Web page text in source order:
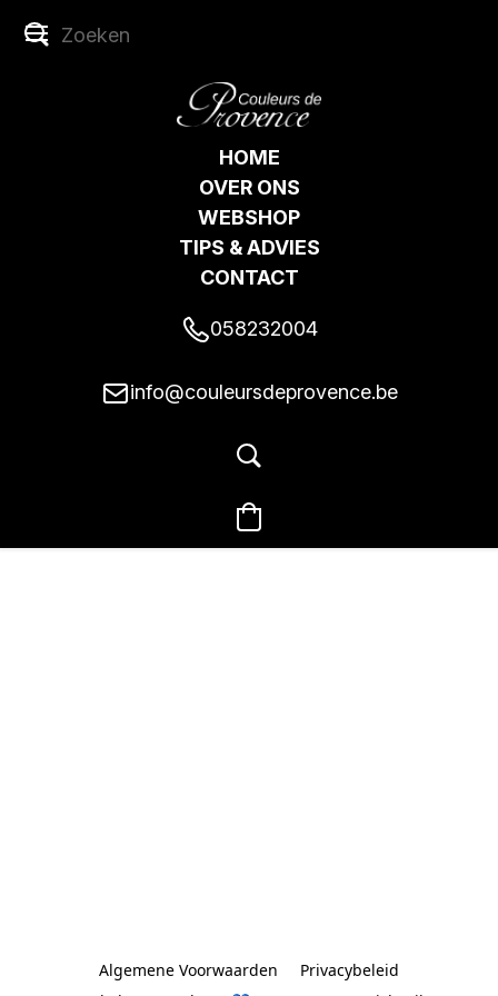
HOME
OVER ONS
WEBSHOP
TIPS & ADVIES
CONTACT
058232004
info@couleursdeprovence.be
Algemene Voorwaarden
Privacybeleid